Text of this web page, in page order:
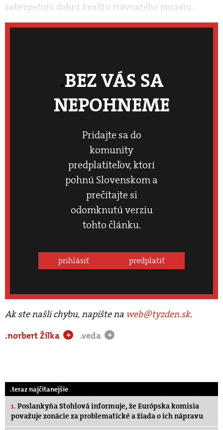
zabezpečujú dobrú kvalitu trávnatého porastu.
BEZ VÁS SA
NEPOHNEME
Pridajte sa do
komunity
predplatiteľov, ktorí
pohnú Slovenskom a
prečítajte si
odomknutú verziu
tohto článku.
prihlásiť predplatiť
Ak ste našli chybu, napíšte na web@tyzden.sk.
.norbert Žilka
+ .veda +
.teraz najčítanejšie
1. Poslankyňa Stohlová informuje, že Európska komisia
považuje zonácie za problematické a žiada o ich nápravu